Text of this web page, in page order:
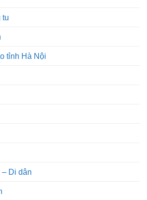
tu
tỉnh Hà Nội
Di dân